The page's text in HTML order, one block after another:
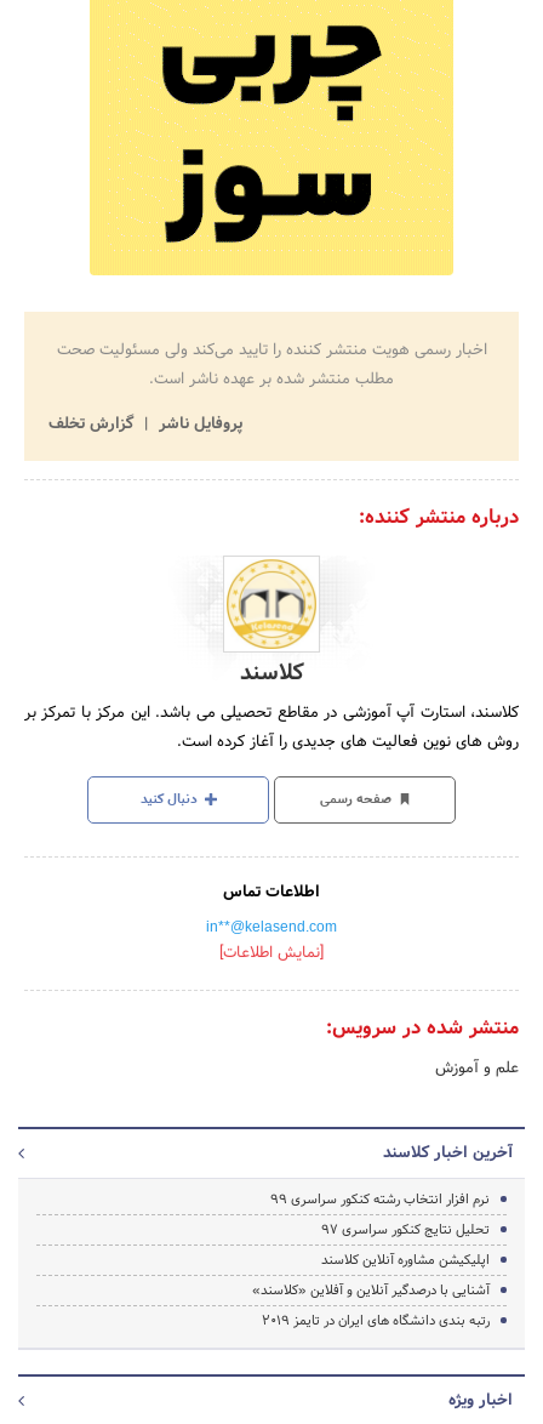
اخبار رسمی هویت منتشر کننده را تایید می‌کند ولی مسئولیت صحت
مطلب منتشر شده بر عهده ناشر است.
پروفایل ناشر
گزارش تخلف
درباره منتشر کننده:
کلاسند
کلاسند، استارت آپ آموزشی در مقاطع تحصیلی می باشد. این مرکز با تمرکز بر
روش های نوین فعالیت های جدیدی را آغاز کرده است.
صفحه رسمی دنبال کنید
اطلاعات تماس
in**@kelasend.com
[نمایش اطلاعات]
منتشر شده در سرویس:
علم و آموزش
آخرین اخبار کلاسند
نرم افزار انتخاب رشته کنکور سراسری ۹۹
تحلیل نتایج کنکور سراسری 97
اپلیکیشن مشاوره آنلاین کلاسند
آشنایی با درصدگیر آنلاین و آفلاین «کلاسند»
رتبه بندی دانشگاه های ایران در تایمز ۲۰۱۹
اخبار ویژه